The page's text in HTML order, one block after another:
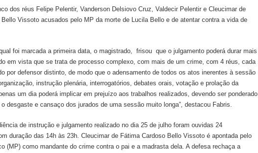
dos réus Felipe Pelentir, Vanderson Delsiovo Cruz, Valdecir Pelentir e Cleucimar de
Bello Vissoto acusados pelo MP da morte de Lucila Bello e de atentar contra a vida de
foi marcada a primeira data, o magistrado, frisou que o julgamento poderá durar mais
em vista que se trata de processo complexo, com mais de um crime, com 4 réus, cada
por defensor distinto, de modo que o adensamento de todos os atos inerentes à sessão
instrução plenária, interrogatórios, debates orais, votação e prolação da
um dia poderá implicar em prejuízo aos trabalhos realizados, devendo ser ponderado
desgaste e cansaço dos jurados de uma sessão muito longa”, destacou Fabris.
de instrução e julgamento realizado no dia 25 de julho foram ouvidas 24
duração das 14h às 23h. Cleucimar de Fátima Cardoso Bello Vissoto é apontada pelo
(MP) como mandante do crime contra o pai e a madrasta dela. A defesa rechaça a